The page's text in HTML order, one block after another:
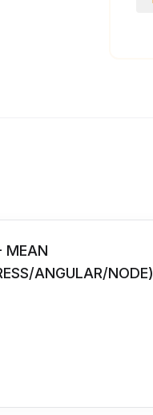
MEAN
ANGULAR/NODE)